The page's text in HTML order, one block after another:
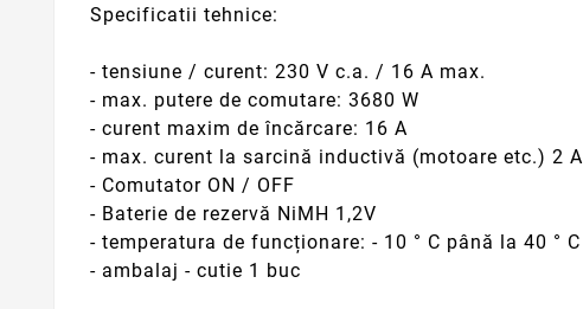
Specificatii tehnice:
- tensiune / curent: 230 V c.a. / 16 A max.
- max. putere de comutare: 3680 W
- curent maxim de încărcare: 16 A
- max. curent la sarcină inductivă (motoare etc.) 2 A
- Comutator ON / OFF
- Baterie de rezervă NiMH 1,2V
- temperatura de funcționare: - 10 ° C până la 40 ° C
- ambalaj - cutie 1 buc